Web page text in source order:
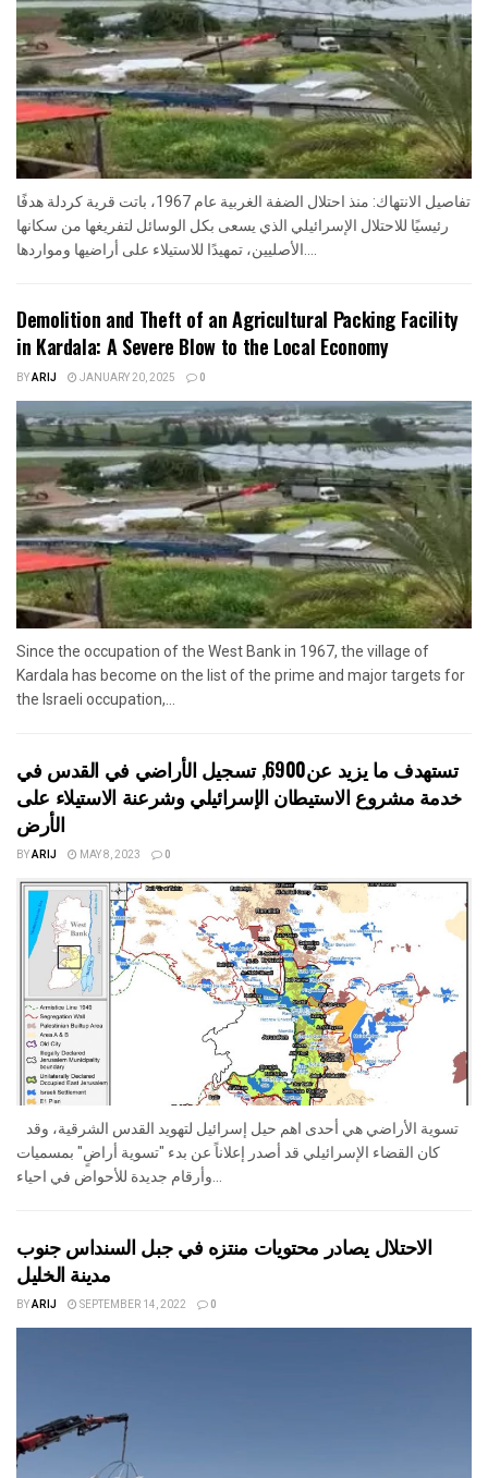
تفاصيل الانتهاك: منذ احتلال الضفة الغربية عام 1967، باتت قرية كردلة هدفًا
رئيسيًا للاحتلال الإسرائيلي الذي يسعى بكل الوسائل لتفريغها من سكانها
الأصليين، تمهيدًا للاستيلاء على أراضيها ومواردها....
Demolition and Theft of an Agricultural Packing Facility
in Kardala: A Severe Blow to the Local Economy
BYARIJ JANUARY 20, 2025 0
Since the occupation of the West Bank in 1967, the village of
Kardala has become on the list of the prime and major targets for
the Israeli occupation,...
تستهدف ما يزيد عن6900, تسجيل الأراضي في القدس في
خدمة مشروع الاستيطان الإسرائيلي وشرعنة الاستيلاء على
الأرض
BYARIJ MAY 8, 2023 0
كان القضاء الإسرائيلي قد أصدر إعلاناً عن بدء "تسوية أراضٍ" بمسميات
وأرقام جديدة للأحواض في احياء...
الاحتلال يصادر محتويات منتزه في جبل السنداس جنوب
مدينة الخليل
BYARIJ SEPTEMBER 14, 2022 0